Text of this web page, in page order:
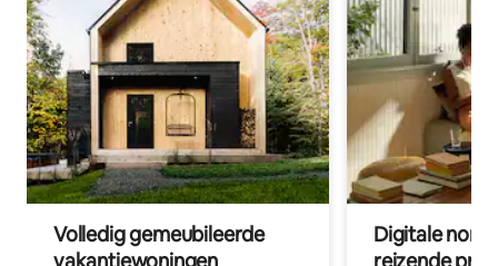
Volledig gemeubileerde
Digitale